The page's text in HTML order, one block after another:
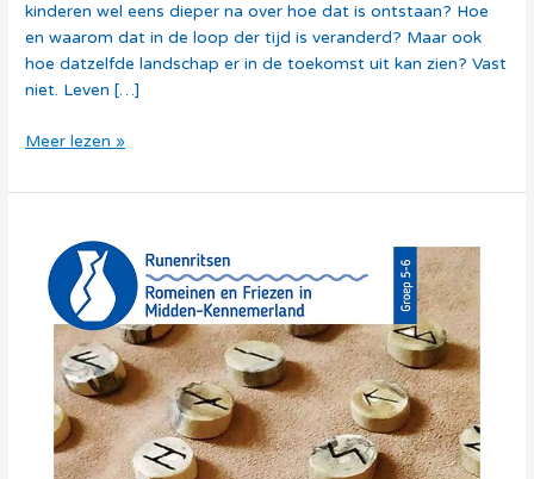
kinderen wel eens dieper na over hoe dat is ontstaan? Hoe
en waarom dat in de loop der tijd is veranderd? Maar ook
hoe datzelfde landschap er in de toekomst uit kan zien? Vast
niet. Leven […]
Meer lezen »
Bewoning
Runenritsen